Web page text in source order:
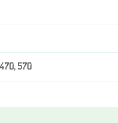
570